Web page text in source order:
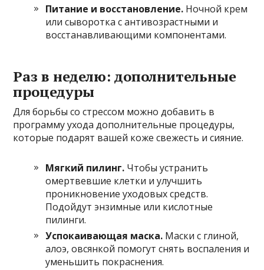
Питание и восстановление. Ночной крем
или сыворотка с антивозрастными и
восстанавливающими компонентами.
Раз в неделю: дополнительные
процедуры
Для борьбы со стрессом можно добавить в
программу ухода дополнительные процедуры,
которые подарят вашей коже свежесть и сияние.
Мягкий пилинг. Чтобы устранить
омертвевшие клетки и улучшить
проникновение уходовых средств.
Подойдут энзимные или кислотные
пилинги.
Успокаивающая маска. Маски с глиной,
алоэ, овсянкой помогут снять воспаления и
уменьшить покраснения.